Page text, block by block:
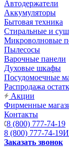
Автодержатели
Аккумуляторы
Бытовая техника
Стиральные и
Микроволновые
Пылесосы
Варочные панели
Духовые шкафы
Посудомоечные
Распродажа
Акции
Фирменные
Контакты
8 (800) 777-74-19
8 (800) 777-74-19
Заказать звонок